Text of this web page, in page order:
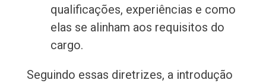
qualificações, experiências e como
elas se alinham aos requisitos do
cargo.
Seguindo essas diretrizes, a introdução